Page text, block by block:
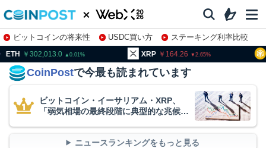
ビットコインの将来性 USDC買い方
ステーキング利率比較
株特集・関連銘柄
0.01 164.26 2.65
CoinPostで今最も読まれています
ビットコイン・イーサリアム・XRP、
「弱気相場の最終段階に典型的な兆候」
ニュースランキングをもっと見る